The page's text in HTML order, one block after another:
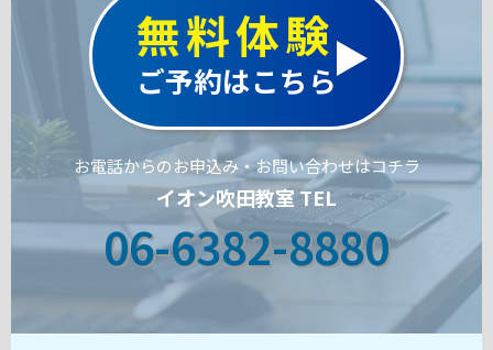
無料体験
ご予約はこちら
お電話からのお申込み・お問い合わせはコチラ
イオン吹田教室 TEL
06-6382-8880